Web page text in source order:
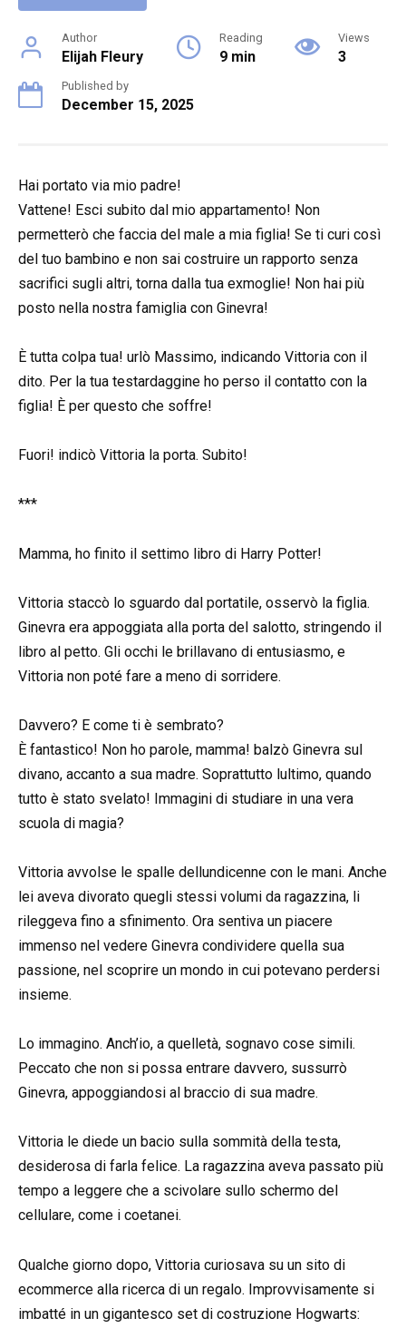
Author
Elijah Fleury
Reading
9 min
Views
3
Published by
December 15, 2025
Hai portato via mio padre!
Vattene! Esci subito dal mio appartamento! Non
permetterò che faccia del male a mia figlia! Se ti curi così
del tuo bambino e non sai costruire un rapporto senza
sacrifici sugli altri, torna dalla tua exmoglie! Non hai più
posto nella nostra famiglia con Ginevra!
È tutta colpa tua! urlò Massimo, indicando Vittoria con il
dito. Per la tua testardaggine ho perso il contatto con la
figlia! È per questo che soffre!
Fuori! indicò Vittoria la porta. Subito!
***
Mamma, ho finito il settimo libro di Harry Potter!
Vittoria staccò lo sguardo dal portatile, osservò la figlia.
Ginevra era appoggiata alla porta del salotto, stringendo il
libro al petto. Gli occhi le brillavano di entusiasmo, e
Vittoria non poté fare a meno di sorridere.
Davvero? E come ti è sembrato?
È fantastico! Non ho parole, mamma! balzò Ginevra sul
divano, accanto a sua madre. Soprattutto lultimo, quando
tutto è stato svelato! Immagini di studiare in una vera
scuola di magia?
Vittoria avvolse le spalle dellundicenne con le mani. Anche
lei aveva divorato quegli stessi volumi da ragazzina, li
rileggeva fino a sfinimento. Ora sentiva un piacere
immenso nel vedere Ginevra condividere quella sua
passione, nel scoprire un mondo in cui potevano perdersi
insieme.
Lo immagino. Anch’io, a quelletà, sognavo cose simili.
Peccato che non si possa entrare davvero, sussurrò
Ginevra, appoggiandosi al braccio di sua madre.
Vittoria le diede un bacio sulla sommità della testa,
desiderosa di farla felice. La ragazzina aveva passato più
tempo a leggere che a scivolare sullo schermo del
cellulare, come i coetanei.
Qualche giorno dopo, Vittoria curiosava su un sito di
ecommerce alla ricerca di un regalo. Improvvisamente si
imbatté in un gigantesco set di costruzione Hogwarts: